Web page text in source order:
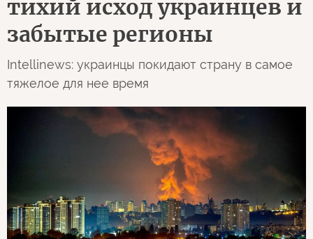
тихий исход украинцев и
забытые регионы
Intellinews: украинцы покидают страну в самое
тяжелое для нее время